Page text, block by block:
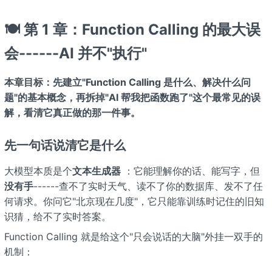
🍽️ 第 1 章：Function Calling 的最大误
会------AI 并不"执行"
本章目标：先建立"Function Calling 是什么、解决什么问
题"的基本概念，再拆掉"AI 帮我把函数跑了"这个最常见的误
解，看清它真正做的那一件事。
先一句话说清它是什么
大模型本质是个文本生成器：它能理解你的话、能写字，但
没有手------查不了实时天气、读不了你的数据库、发不了任
何请求。你问它"北京现在几度"，它只能靠训练时记住的旧知
识猜，给不了实时答案。
Function Calling 就是给这个"只会说话的大脑"外挂一双手的
机制：